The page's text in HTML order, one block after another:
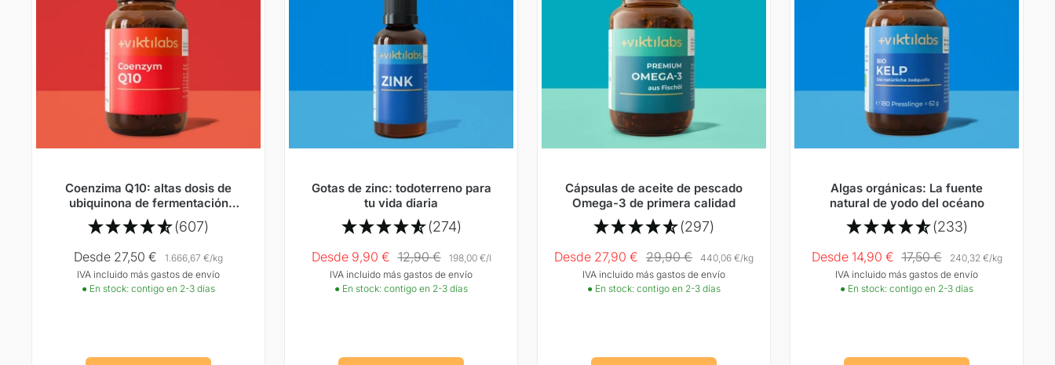
Coenzima Q10: altas dosis de
ubiquinona de fermentación
natural
(607)
Precio
Oferta
Desde 27,50 € 1.666,67 €/kg
IVA incluido más gastos de envío
● En stock: contigo en 2-3 días
Gotas de zinc: todoterreno para
tu vida diaria
(274)
Precio
Oferta
Desde 9,90 € Precio
normal
12,90 € 198,00 €/l
IVA incluido más gastos de envío
● En stock: contigo en 2-3 días
Cápsulas de aceite de pescado
Omega-3 de primera calidad
(297)
Precio
Oferta
Desde 27,90 € Precio
normal
29,90 € 440,06 €/kg
IVA incluido más gastos de envío
● En stock: contigo en 2-3 días
Algas orgánicas: La fuente
natural de yodo del océano
(233)
Precio
Oferta
Desde 14,90 € Precio
normal
17,50 € 240,32 €/kg
IVA incluido más gastos de envío
● En stock: contigo en 2-3 días